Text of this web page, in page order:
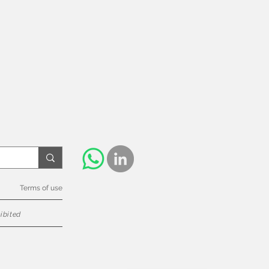
Terms of use